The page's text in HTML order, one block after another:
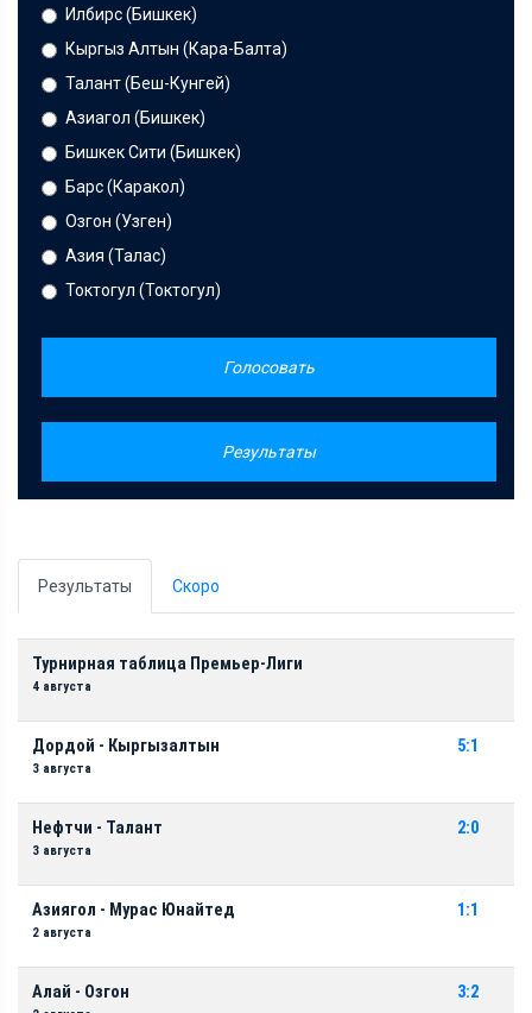
Илбирс (Бишкек)
Кыргыз Алтын (Кара-Балта)
Талант (Беш-Кунгей)
Азиагол (Бишкек)
Бишкек Сити (Бишкек)
Барс (Каракол)
Озгон (Узген)
Азия (Талас)
Токтогул (Токтогул)
Голосовать
Результаты
Результаты Скоро
Турнирная таблица Премьер-Лиги
4 августа
Дордой - Кыргызалтын
3 августа
5:1
Нефтчи - Талант
3 августа
2:0
Азиягол - Мурас Юнайтед
2 августа
1:1
Алай - Озгон 3:2